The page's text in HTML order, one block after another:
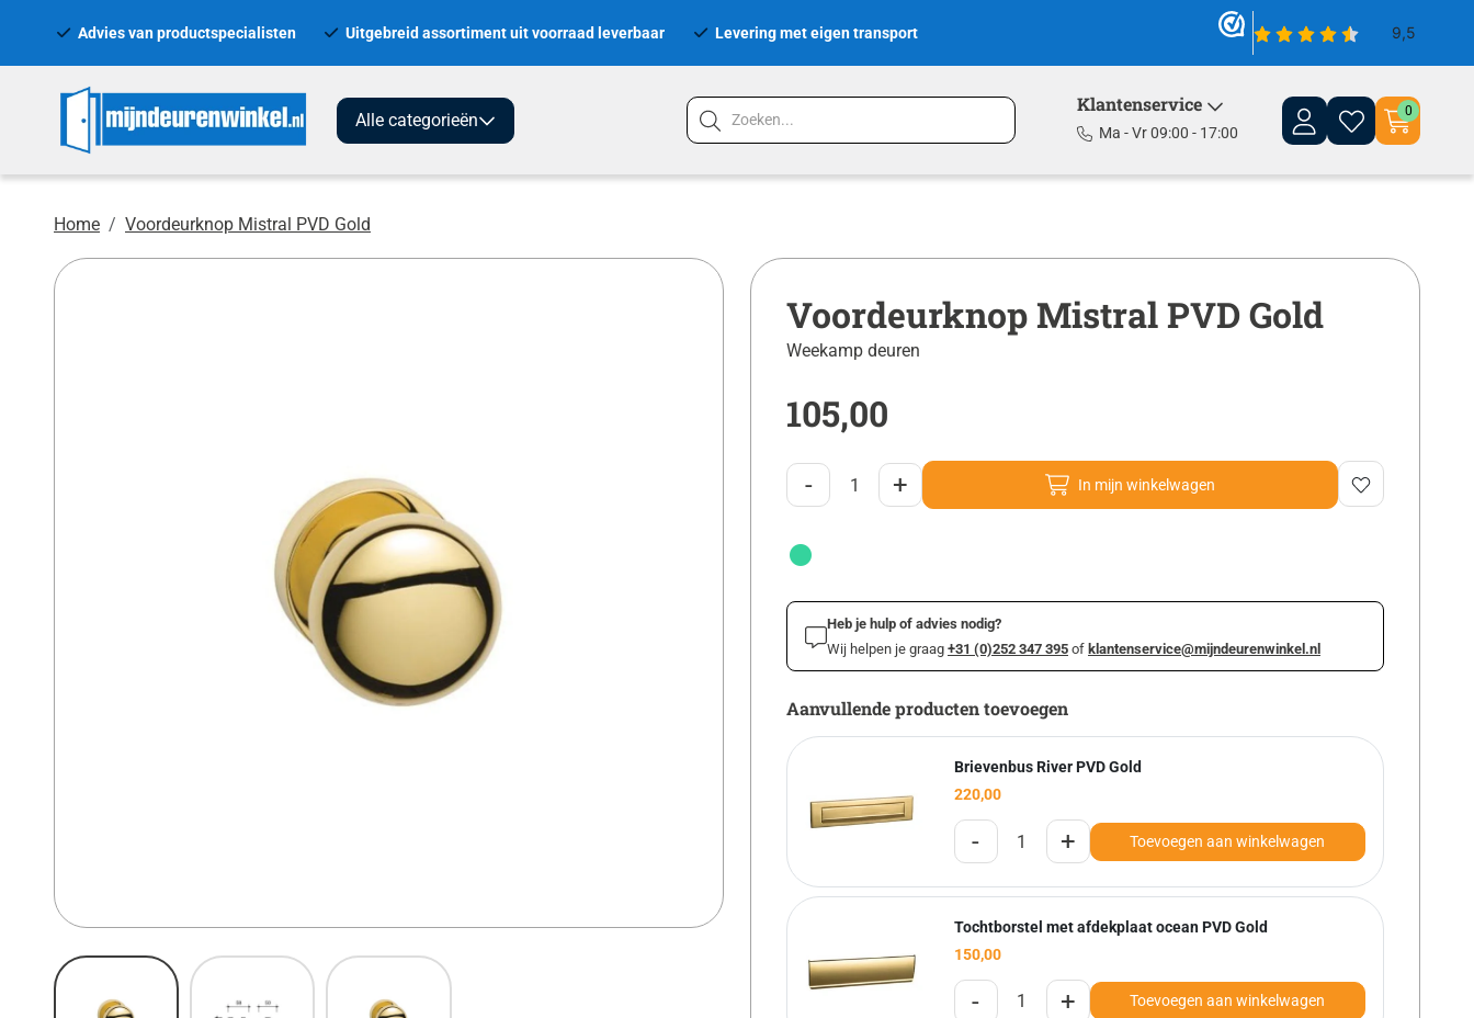
Advies van productspecialisten Uitgebreid assortiment uit voorraad leverbaar Levering met eigen transport
Alle categorieën
Klantenservice
Ma - Vr 09:00 - 17:00
0
Home Voordeurknop Mistral PVD Gold
Voordeurknop Mistral PVD Gold
Weekamp deuren
105,00
- + In mijn winkelwagen
Heb je hulp of advies nodig?
Wij helpen je graag +31 (0)252 347 395 of klantenservice@mijndeurenwinkel.nl
Aanvullende producten toevoegen
Brievenbus River PVD Gold
220,00
- + Toevoegen aan winkelwagen
Tochtborstel met afdekplaat ocean PVD Gold
150,00
- + Toevoegen aan winkelwagen